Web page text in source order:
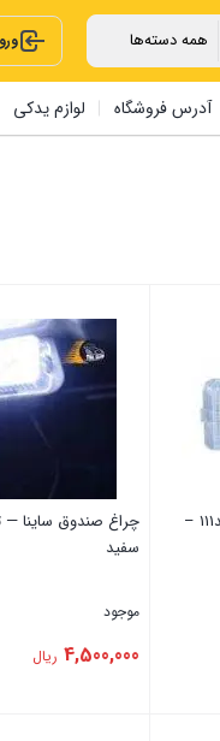
آدرس فروشگاه لوازم یدکی
چراغ صندوق فابریکی پراید111 –
سفید
موجود
4,500,000 ریال